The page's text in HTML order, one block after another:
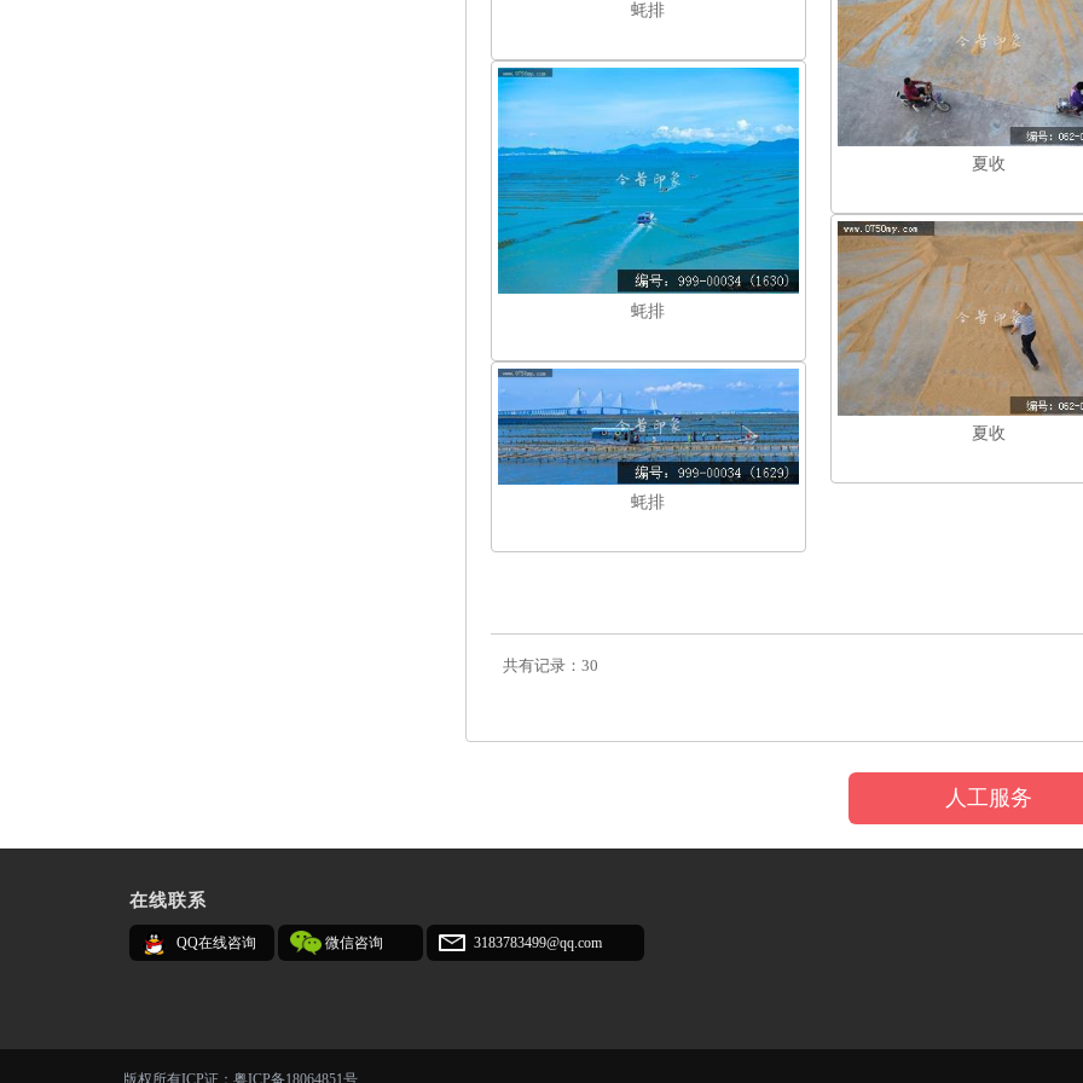
蚝排
蚝排
蚝排
夏收
夏收
共有记录：30
人工服务
在线联系
QQ在线咨询 微信咨询 3183783499@qq.com
版权所有ICP证： 粤ICP备18064851号